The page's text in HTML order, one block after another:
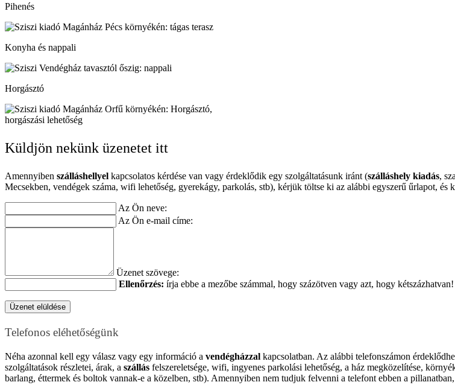
Pihenés
Konyha és nappali
Horgásztó
Küldjön nekünk üzenetet itt
Amennyiben szálláshellyel kapcsolatos kérdése van vagy érdeklődik egy szolgáltatásunk iránt (szálláshely kiadás,
Mecsekben, vendégek száma, wifi lehetőség, gyerekágy, parkolás, stb), kérjük töltse ki az alábbi egyszerű űrlapot,
Az Ön neve:
Az Ön e-mail címe:
Üzenet szövege:
Ellenőrzés: írja ebbe a mezőbe számmal, hogy százötven vagy azt, hogy kétszázhatvan!
Telefonos eléhetőségünk
Néha azonnal kell egy válasz vagy egy információ a vendégházzal kapcsolatban. Az alábbi telefonszámon
szolgáltatások részletei, árak, a szállás felszereletsége, wifi, ingyenes parkolási lehetőség, a ház megközelítése,
barlang, éttermek és boltok vannak-e a közelben, stb). Amennyiben nem tudjuk felvenni a telefont ebben a